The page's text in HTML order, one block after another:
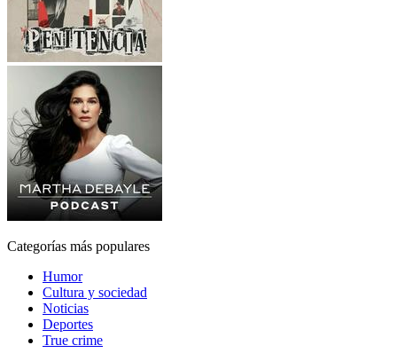
Categorías más populares
Humor
Cultura y sociedad
Noticias
Deportes
True crime